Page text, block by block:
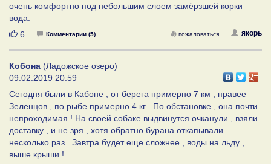
очень комфортно под небольшим слоем замёрзшей корки
вода.
Нравится
6 Комментарии (5) якорь
пожаловаться
Кобона (Ладожское озеро)
09.02.2019 20:59
Сегодня были в Кабоне , от берега примерно 7 км , правее
Зеленцов , по рыбе примерно 4 кг . По обстановке , она почти
непроходимая ! На своей собаке выдвинутся очканули , взяли
доставку , и не зря , хотя обратно бурана откапывали
несколько раз . Завтра будет еще сложнее , воды на льду ,
выше крыши !